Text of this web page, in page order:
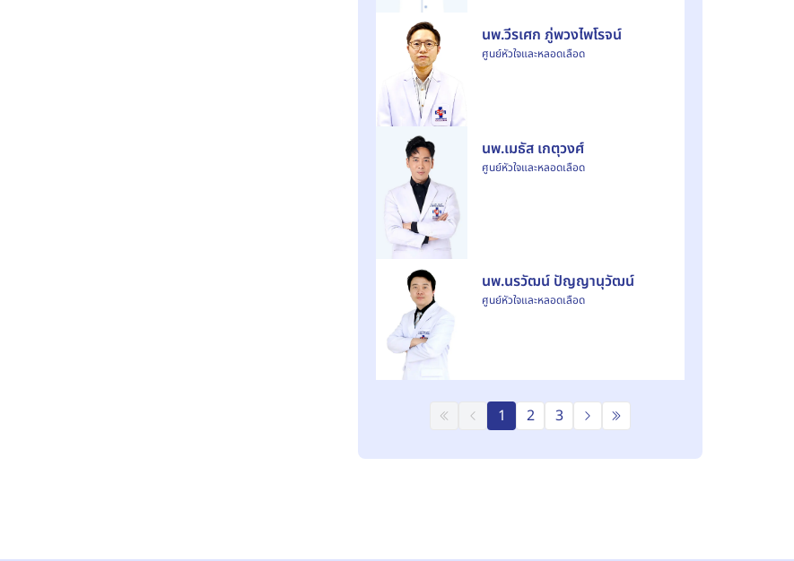
นพ.วีรเศก ภู่พวงไพโรจน์
ศูนย์หัวใจและหลอดเลือด
นพ.เมธัส เกตุวงศ์
ศูนย์หัวใจและหลอดเลือด
นพ.นรวัฒน์ ปัญญานุวัฒน์
ศูนย์หัวใจและหลอดเลือด
1 2 3